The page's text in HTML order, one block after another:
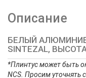
Описание
БЕЛЫЙ
SINTEZAL,
*Плинтус может быть
NCS. Просим уточнять